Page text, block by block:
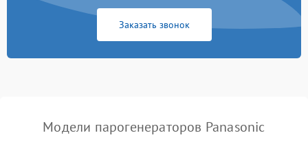
1500 ₽ Подробнее →
Не подает пар 1800 ₽ Подробнее →
Заказать звонок
Модели парогенераторов Panasonic